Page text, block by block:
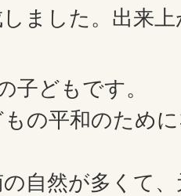
ました。出来
子どもです。
の平和のため
自然が多くて